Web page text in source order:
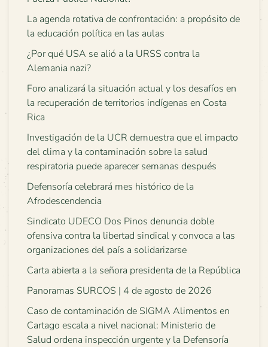
La agenda rotativa de confrontación: a propósito de
la educación política en las aulas
¿Por qué USA se alió a la URSS contra la
Alemania nazi?
Foro analizará la situación actual y los desafíos en
la recuperación de territorios indígenas en Costa
Rica
Investigación de la UCR demuestra que el impacto
del clima y la contaminación sobre la salud
respiratoria puede aparecer semanas después
Defensoría celebrará mes histórico de la
Afrodescendencia
Sindicato UDECO Dos Pinos denuncia doble
ofensiva contra la libertad sindical y convoca a las
organizaciones del país a solidarizarse
Carta abierta a la señora presidenta de la República
Panoramas SURCOS | 4 de agosto de 2026
Caso de contaminación de SIGMA Alimentos en
Cartago escala a nivel nacional: Ministerio de
Salud ordena inspección urgente y la Defensoría